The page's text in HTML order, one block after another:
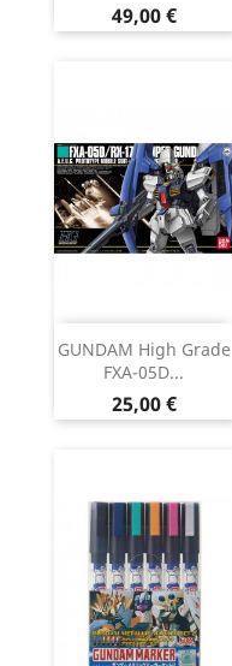
Prix
49,00 €
GUNDAM High Grade
FXA-05D...
Prix
25,00 €